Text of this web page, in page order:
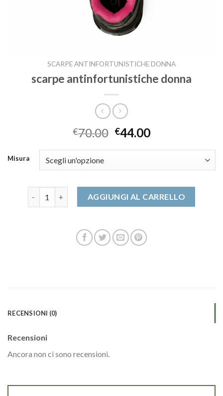
SCARPE ANTINFORTUNISTICHE DONNA
scarpe antinfortunistiche donna
€70.00 €44.00
Misura
scarpe antinfortunistiche donna quantità
AGGIUNGI AL CARRELLO
RECENSIONI (0)
Recensioni
Ancora non ci sono recensioni.